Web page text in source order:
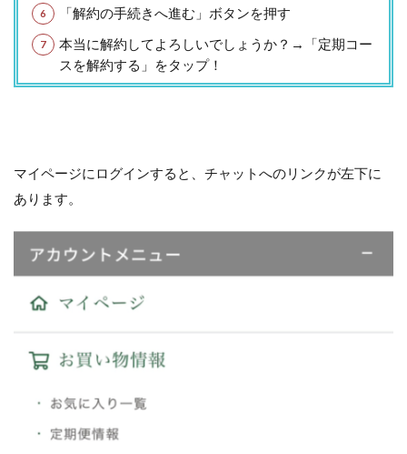
「解約の手続きへ進む」ボタンを押す
本当に解約してよろしいでしょうか？→「定期コー
スを解約する」をタップ！
マイページにログインすると、チャットへのリンクが左下に
あります。